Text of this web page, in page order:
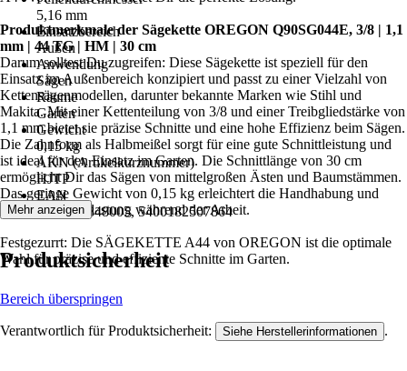
5,16 mm
Einsatzbereich
Außen
Anwendung
Sägen
Räume
Garten
Gewicht
0,15 kg
AKN (Artikelkurznummer)
HJTP
EAN
2003828848005, 5400182507864
Produktmerkmale der Sägekette OREGON Q90SG044E, 3/8 | 1,1
mm | 44 TG | HM | 30 cm
Darum solltest Du zugreifen: Diese Sägekette ist speziell für den
Einsatz im Außenbereich konzipiert und passt zu einer Vielzahl von
Kettensägenmodellen, darunter bekannte Marken wie Stihl und
Makita. Mit einer Kettenteilung von 3/8 und einer Treibgliedstärke von
1,1 mm bietet sie präzise Schnitte und eine hohe Effizienz beim Sägen.
Die Zahnform als Halbmeißel sorgt für eine gute Schnittleistung und
ist ideal für den Einsatz im Garten. Die Schnittlänge von 30 cm
ermöglicht Dir das Sägen von mittelgroßen Ästen und Baumstämmen.
Das geringe Gewicht von 0,15 kg erleichtert die Handhabung und
reduziert die Belastung während der Arbeit.
Festgezurrt: Die SÄGEKETTE A44 von OREGON ist die optimale
Wahl für präzise und effiziente Schnitte im Garten.
Mehr anzeigen
Produktsicherheit
Bereich überspringen
Verantwortlich für Produktsicherheit: Siehe Herstellerinformationen .